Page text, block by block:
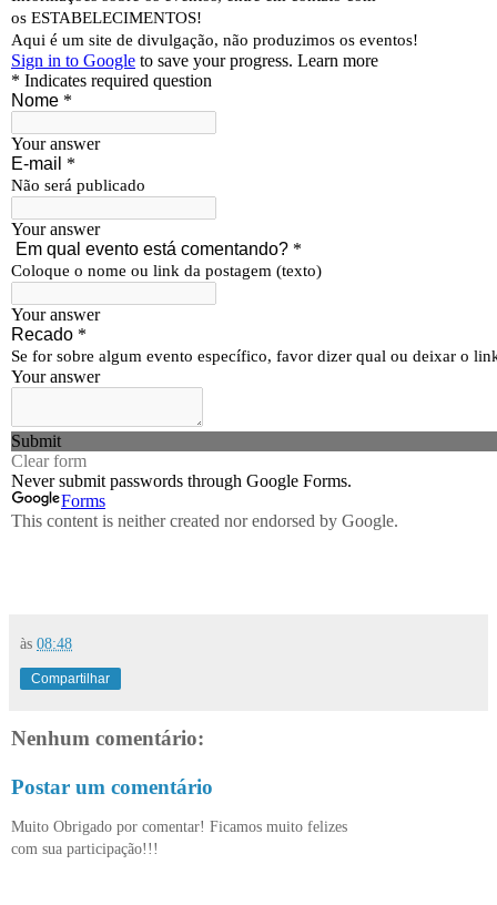
às 08:48
Compartilhar
Nenhum comentário:
Postar um comentário
Muito Obrigado por comentar! Ficamos muito felizes
com sua participação!!!